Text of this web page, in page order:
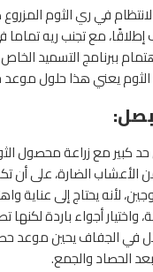
إطلاقًا، مع تجنب ريه
ببرنامج التسميد الخاص
الثوم يعني هذا حلول
حد كبير مع زراعة محصول
من الأعشاب الضارة، على أن
لأنه يحتاج إلى عناية
واختيار أجواء باردة
في الجفاف يحين موعد
الحصاد والجمع.